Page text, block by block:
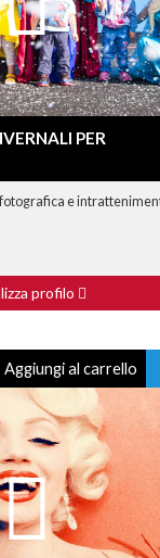
PER
e
profilo
Aggiungi al carrello